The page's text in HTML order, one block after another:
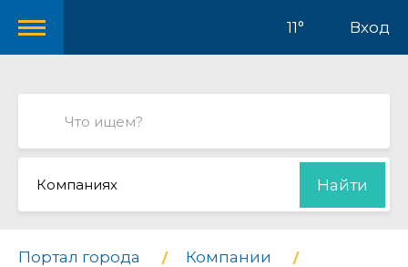
11° Вход
Компаниях Найти
Портал города
Компании